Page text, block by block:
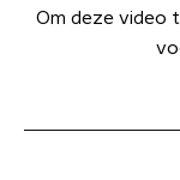
Om deze video